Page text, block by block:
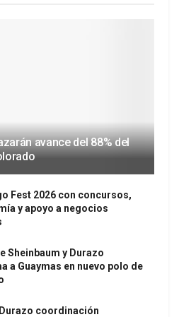
avance del 88% del
Fest 2026 con concursos,
y apoyo a negocios
Sheinbaum y Durazo
a Guaymas en nuevo polo de
coordinación